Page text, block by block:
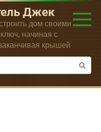
Джек
дом своими
начиная с
крышей